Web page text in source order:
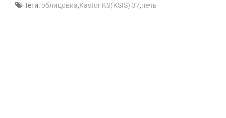
Теги:облицовка,Kastor KS(KSIS) 37,печь